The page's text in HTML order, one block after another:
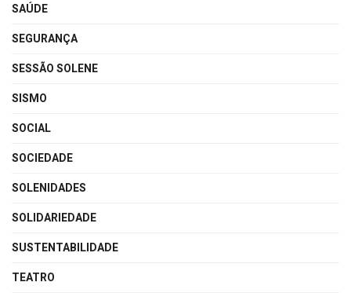
SAÚDE
SEGURANÇA
SESSÃO SOLENE
SISMO
SOCIAL
SOCIEDADE
SOLENIDADES
SOLIDARIEDADE
SUSTENTABILIDADE
TEATRO